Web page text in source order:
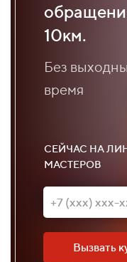
10км.
Без
время
СЕЙЧАС НА
МАСТЕРОВ
Вызвать